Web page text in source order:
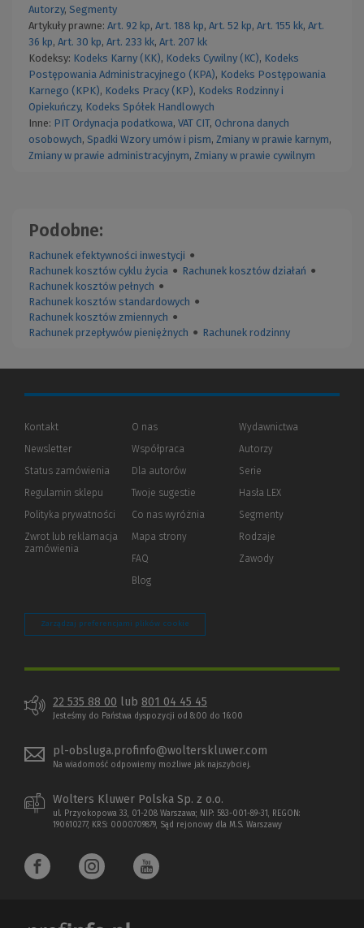
Autorzy, Segmenty
Artykuły prawne: Art. 92 kp, Art. 188 kp, Art. 52 kp, Art. 155 kk, Art.
36 kp, Art. 30 kp, Art. 233 kk, Art. 207 kk
Kodeksy: Kodeks Karny (KK), Kodeks Cywilny (KC), Kodeks
Postępowania Administracyjnego (KPA), Kodeks Postępowania
Karnego (KPK), Kodeks Pracy (KP), Kodeks Rodzinny i
Opiekuńczy, Kodeks Spółek Handlowych
Inne: PIT Ordynacja podatkowa, VAT CIT, Ochrona danych
osobowych, Spadki Wzory umów i pism, Zmiany w prawie karnym,
Zmiany w prawie administracyjnym, Zmiany w prawie cywilnym
Podobne:
Rachunek efektywności inwestycji ●
Rachunek kosztów cyklu życia ● Rachunek kosztów działań ●
Rachunek kosztów pełnych ●
Rachunek kosztów standardowych ●
Rachunek kosztów zmiennych ●
Rachunek przepływów pieniężnych ● Rachunek rodzinny
Kontakt
Newsletter
Status zamówienia
Regulamin sklepu
Polityka prywatności (Nowe
(Link
innej
Zwrot lub reklamacja
zamówienia
O nas
Współpraca
Dla autorów(Nowe
(Link
innej
Twoje sugestie
Co nas wyróżnia
Mapa strony
FAQ
Blog
Wydawnictwa
Autorzy
Serie
Hasła LEX
Segmenty
Rodzaje
Zawody
Zarządzaj preferencjami plików cookie
22 535 88 00 lub 801 04 45 45
Jesteśmy do Państwa dyspozycji od 8:00 do 16:00
pl-obsluga.profinfo@wolterskluwer.com
Na wiadomość odpowiemy możliwe jak najszybciej.
Wolters Kluwer Polska Sp. z o.o.
ul. Przyokopowa 33, 01-208 Warszawa; NIP: 583-001-89-31, REGON:
190610277, KRS: 0000709879, Sąd rejonowy dla M.S. Warszawy